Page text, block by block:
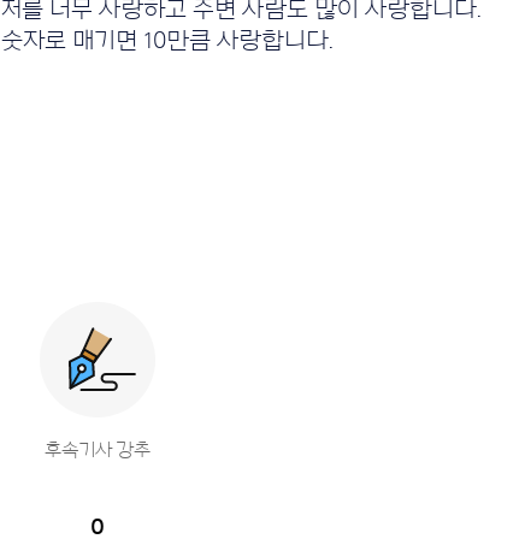
저를 너무 사랑하고 주변 사람도 많이 사랑합니다.
숫자로 매기면 10만큼 사랑합니다.
후속기사 강추
0